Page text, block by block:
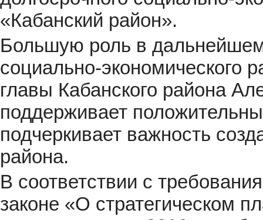
«Кабанский район».
Большую роль в дальнейшем
социально-экономического
главы Кабанского района
поддерживает
подчеркивает важность
района.
В соответствии с
законе «О стратегическом